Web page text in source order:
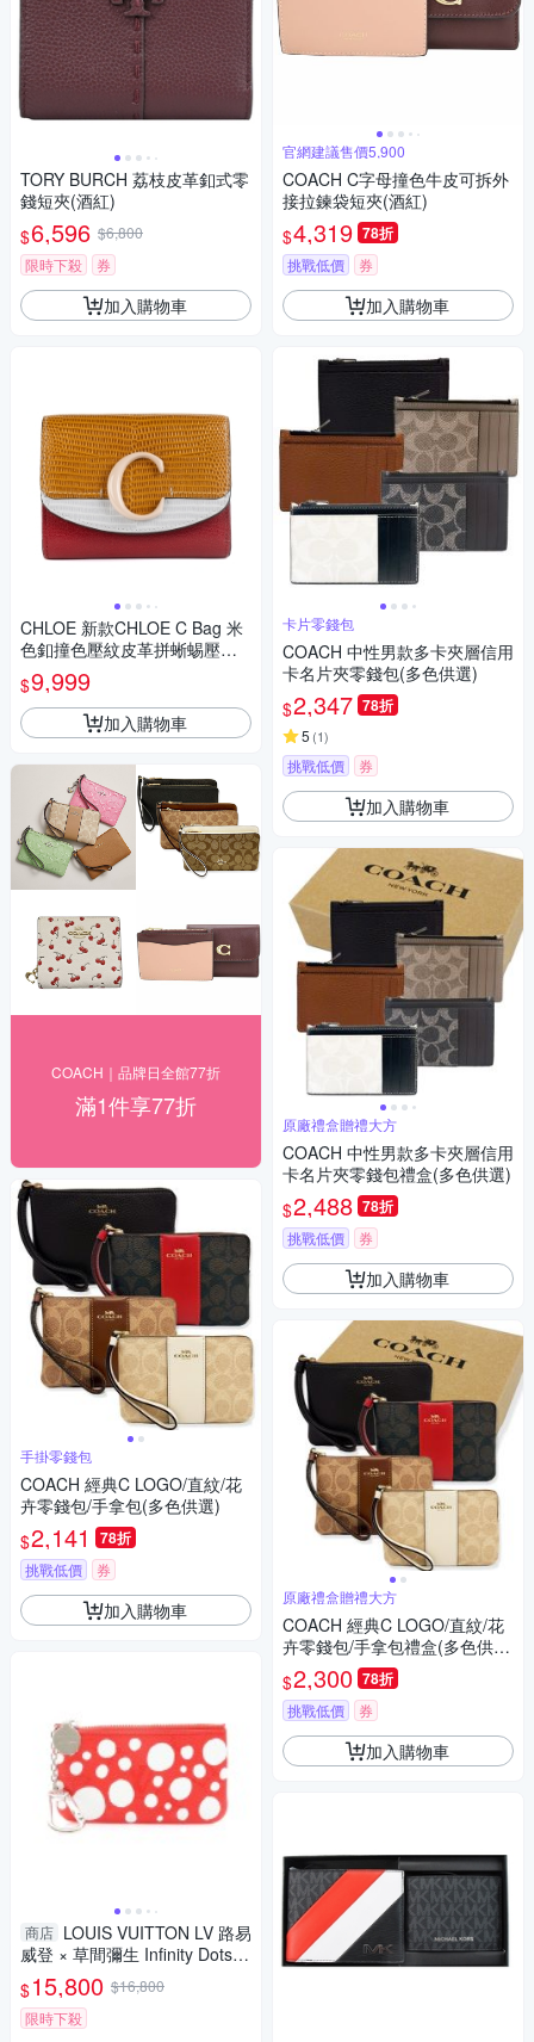
TORY BURCH 荔枝皮革釦式零
錢短夾(酒紅)
$6,596 $6,800
限時下殺
券
加入購物車
CHLOE 新款CHLOE C Bag 米
色釦撞色壓紋皮革拼蜥蜴壓紋
三折短夾 (芥末黃/白/紅)
$9,999
加入購物車
COACH｜品牌日全館77折
滿1件享77折
手掛零錢包
COACH 經典C LOGO/直紋/花
卉零錢包/手拿包(多色供選)
$2,141 78折
挑戰低價 券
加入購物車
商店 LOUIS VUITTON LV 路易
威登 × 草間彌生 Infinity Dots
鑰匙零錢包 紅白色 牛皮 M819
57 【二手名牌BRAND OFF】
$15,800 $16,800
限時下殺
官網建議售價5,900
COACH C字母撞色牛皮可拆外
接拉鍊袋短夾(酒紅)
$4,319 78折
挑戰低價 券
加入購物車
卡片零錢包
COACH 中性男款多卡夾層信用
卡名片夾零錢包(多色供選)
$2,347 78折
5 (1)
挑戰低價 券
加入購物車
原廠禮盒贈禮大方
COACH 中性男款多卡夾層信用
卡名片夾零錢包禮盒(多色供選)
$2,488 78折
挑戰低價 券
加入購物車
原廠禮盒贈禮大方
COACH 經典C LOGO/直紋/花
卉零錢包/手拿包禮盒(多色供
選)
$2,300 78折
挑戰低價 券
加入購物車